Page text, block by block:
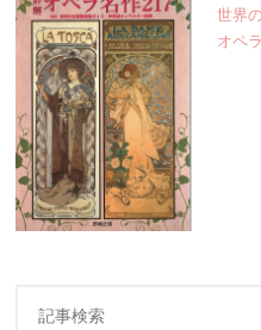
世界
オペ